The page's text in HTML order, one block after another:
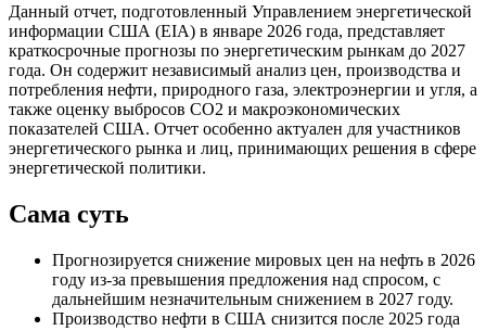
Данный отчет, подготовленный Управлением энергетической
информации США (EIA) в январе 2026 года, представляет
краткосрочные прогнозы по энергетическим рынкам до 2027
года. Он содержит независимый анализ цен, производства и
потребления нефти, природного газа, электроэнергии и угля, а
также оценку выбросов CO2 и макроэкономических
показателей США. Отчет особенно актуален для участников
энергетического рынка и лиц, принимающих решения в сфере
энергетической политики.
Сама суть
Прогнозируется снижение мировых цен на нефть в 2026
году из-за превышения предложения над спросом, с
дальнейшим незначительным снижением в 2027 году.
Производство нефти в США снизится после 2025 года